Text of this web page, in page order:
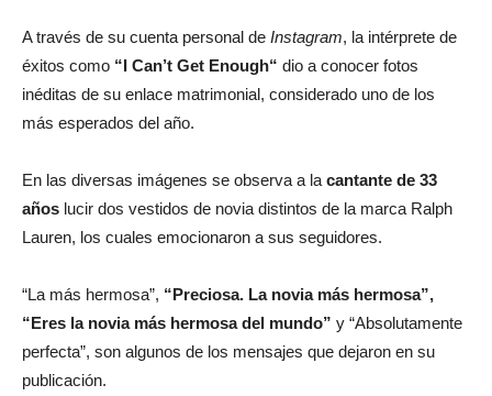
A través de su cuenta personal de Instagram, la intérprete de
éxitos como “I Can’t Get Enough“ dio a conocer fotos
inéditas de su enlace matrimonial, considerado uno de los
más esperados del año.
En las diversas imágenes se observa a la cantante de 33
años lucir dos vestidos de novia distintos de la marca Ralph
Lauren, los cuales emocionaron a sus seguidores.
“La más hermosa”, “Preciosa. La novia más hermosa”,
“Eres la novia más hermosa del mundo” y “Absolutamente
perfecta”, son algunos de los mensajes que dejaron en su
publicación.